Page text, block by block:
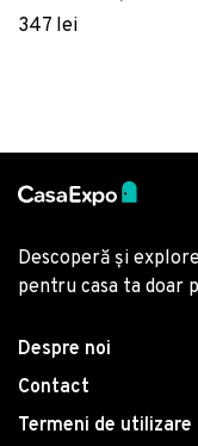
Satinat
347 lei
Descoperă și
pentru casa ta doar
Despre noi
Contact
Termeni de utilizare